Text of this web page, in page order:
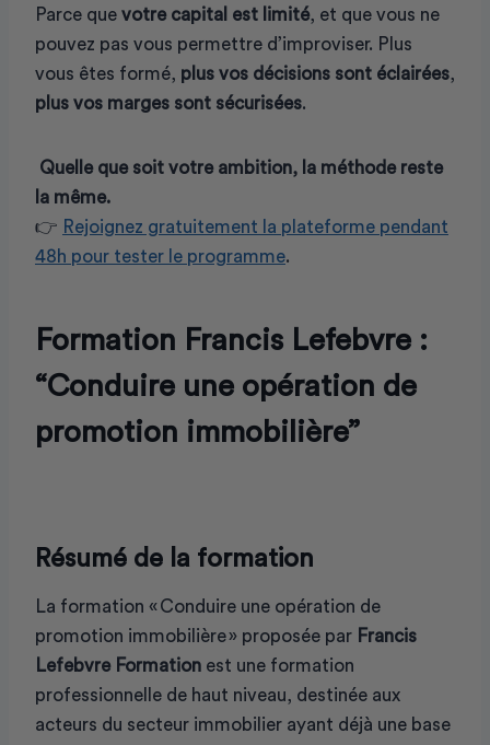
Parce que votre capital est limité, et que vous ne
pouvez pas vous permettre d’improviser. Plus
vous êtes formé, plus vos décisions sont éclairées,
plus vos marges sont sécurisées.
Quelle que soit votre ambition, la méthode reste
la même.
👉 Rejoignez gratuitement la plateforme pendant
48h pour tester le programme.
Formation Francis Lefebvre :
“Conduire une opération de
promotion immobilière”
Résumé de la formation
La formation « Conduire une opération de
promotion immobilière » proposée par Francis
Lefebvre Formation est une formation
professionnelle de haut niveau, destinée aux
acteurs du secteur immobilier ayant déjà une base